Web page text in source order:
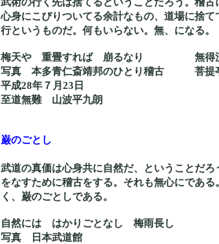
心身にこびりついてる余計なもの、道場に捨
行というものだ。何もいらない。無、になる。
梅天や 重畳すれば 崩るなり 無得流
写真 本多青仁斎靖邦のひとり稽古 菩提
平成28年７月23日
至道無難 山波平九朗
巌のごとし
武道の真価は心身共に自然だ、ということだ
をなすために稽古をする。それも無心にであ
く、巌のごとしである。
自然には はかりごとなし 梅雨長し
写真 日本武道館 菩提亭